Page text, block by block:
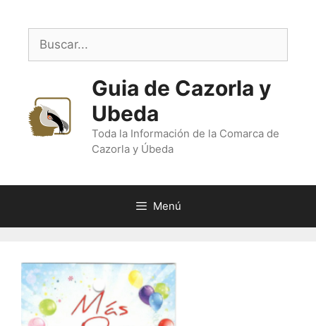
contenido
Buscar:
Guia de Cazorla y
Ubeda
Toda la Información de la Comarca de
Cazorla y Úbeda
Menú